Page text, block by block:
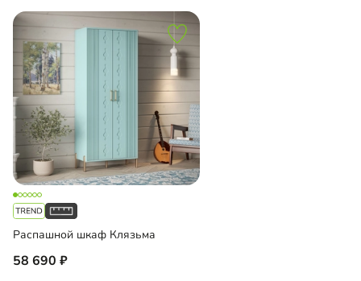
Распашной шкаф Клязьма
58 690